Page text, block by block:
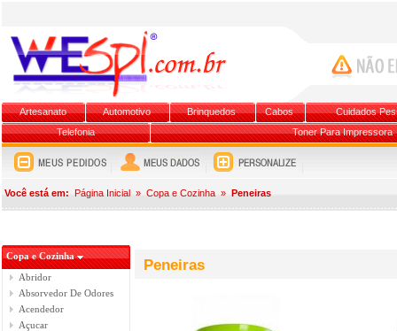
Artesanato Automotivo Brinquedos Cabos
Cuidados
Telefonia
Toner Para Impressora
Você está em: Página Inicial » Copa e Cozinha » Peneiras
Copa e Cozinha
Abridor
Absorvedor De Odores
Acendedor
Açucar
Peneiras